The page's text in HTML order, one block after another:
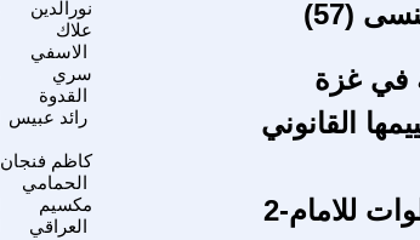
نورالدين
علاك
الاسفي
(57)
سري
القدوة
في غزة
رائد عبيس القانوني
كاظم فنجان
الحمامي
مكسيم
العراقي